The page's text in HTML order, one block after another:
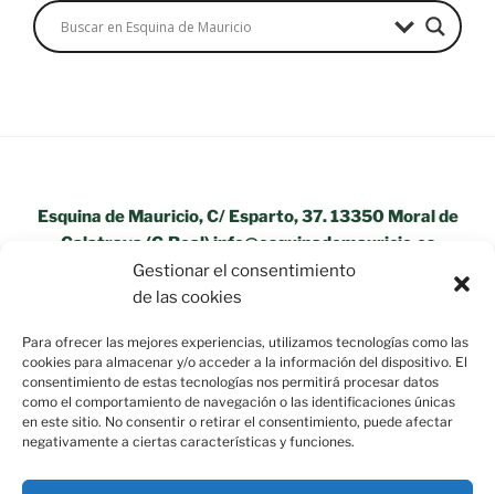
Gestionar el consentimiento
de las cookies
Para ofrecer las mejores experiencias, utilizamos tecnologías como las
cookies para almacenar y/o acceder a la información del dispositivo. El
consentimiento de estas tecnologías nos permitirá procesar datos
como el comportamiento de navegación o las identificaciones únicas
en este sitio. No consentir o retirar el consentimiento, puede afectar
negativamente a ciertas características y funciones.
Esquina de Mauricio, C/ Esparto, 37. 13350 Moral de
Calatrava (C.Real) info@esquinademauricio.es
«Aviso Legal»